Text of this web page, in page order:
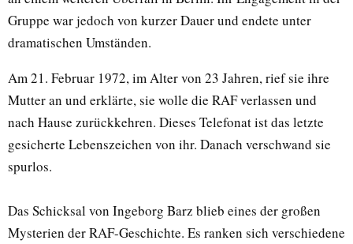
Gruppe war jedoch von kurzer Dauer und endete unter
dramatischen Umständen.
Am 21. Februar 1972, im Alter von 23 Jahren, rief sie ihre
Mutter an und erklärte, sie wolle die RAF verlassen und
nach Hause zurückkehren. Dieses Telefonat ist das letzte
gesicherte Lebenszeichen von ihr. Danach verschwand sie
spurlos.
Das Schicksal von Ingeborg Barz blieb eines der großen
Mysterien der RAF-Geschichte. Es ranken sich verschiedene